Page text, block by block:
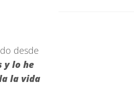
desde
y lo he
la vida